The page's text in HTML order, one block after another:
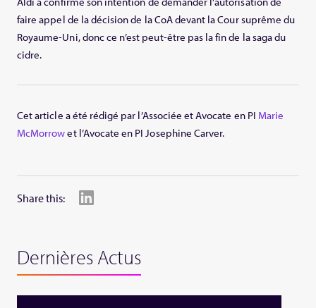
faire appel de la décision de la CoA devant la Cour suprême du
Royaume-Uni, donc ce n’est peut-être pas la fin de la saga du
cidre.
Cet article a été rédigé par l’Associée et Avocate en PI Marie
McMorrowet l’Avocate en PI Josephine Carver.
Share this:
Dernières Actus